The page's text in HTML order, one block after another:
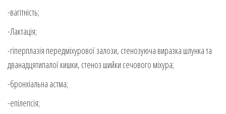
-вагітність;
-Лактація;
-гіперплазія передміхурової залози, стенозуюча виразка шлунка та
дванадцятипалої кишки, стеноз шийки сечового міхура;
-бронхіальна астма;
-епілепсія;